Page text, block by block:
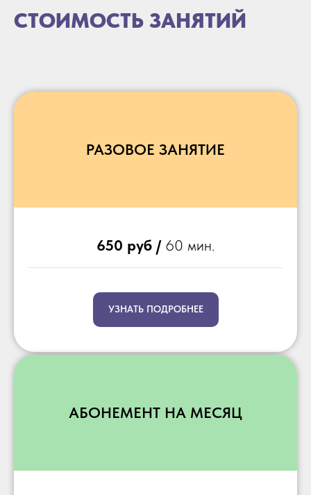
СТОИМОСТЬ ЗАНЯТИЙ
РАЗОВОЕ ЗАНЯТИЕ
650 руб / 60 мин.
УЗНАТЬ ПОДРОБНЕЕ
АБОНЕМЕНТ НА МЕСЯЦ